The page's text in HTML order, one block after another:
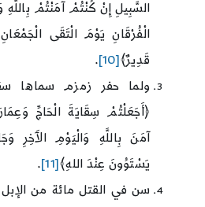
السَّبِيلِ إِنْ كُنْتُمْ آمَنْتُمْ بِاللَّهِ
الْفُرْقَانِ يَوْمَ الْتَقَى
قَدِيرٌ﴾ [10]
.
ولما حفر زمزم سماها
﴿أَجَعَلْتُمْ سِقَايَةَ الْحَاجِّ
آمَنَ بِاللَّهِ وَالْيَوْمِ الآَخِرِ
يَسْتَوُونَ عِنْدَ اللهِ﴾ [11]
.
سن في القتل مائة من